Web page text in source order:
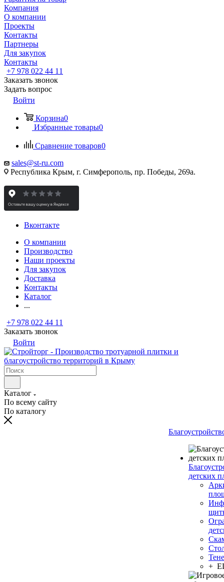
Компания
О компании
Проекты
Контакты
Партнеры
Для закупок
Контакты
+7 978 022 44 11
Заказать звонок
Задать вопрос
Войти
Корзина0
Избранные товары0
Сравнение товаров0
sales@st-ru.com
Республика Крым, г. Симферополь, пр. Победы, 269а.
Вконтакте
О компании
Производство
Наши проекты
Для закупок
Доставка
Контакты
Каталог
...
+7 978 022 44 11
Заказать звонок
Войти
Каталог
По всему сайту
По каталогу
детских
+